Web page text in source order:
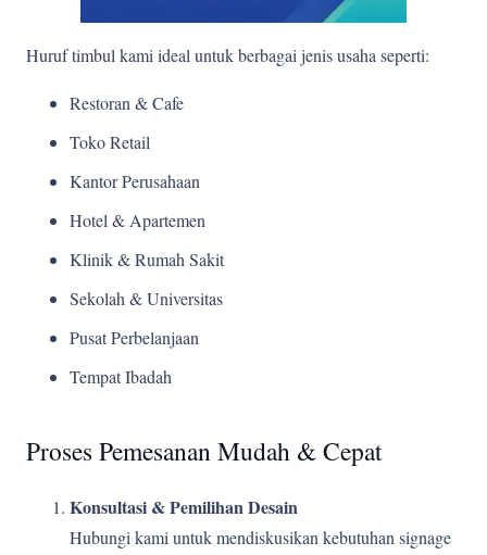
Huruf timbul kami ideal untuk berbagai jenis usaha seperti:
Restoran & Cafe
Toko Retail
Kantor Perusahaan
Hotel & Apartemen
Klinik & Rumah Sakit
Sekolah & Universitas
Pusat Perbelanjaan
Tempat Ibadah
Proses Pemesanan Mudah & Cepat
Konsultasi & Pemilihan Desain
Hubungi kami untuk mendiskusikan kebutuhan signage